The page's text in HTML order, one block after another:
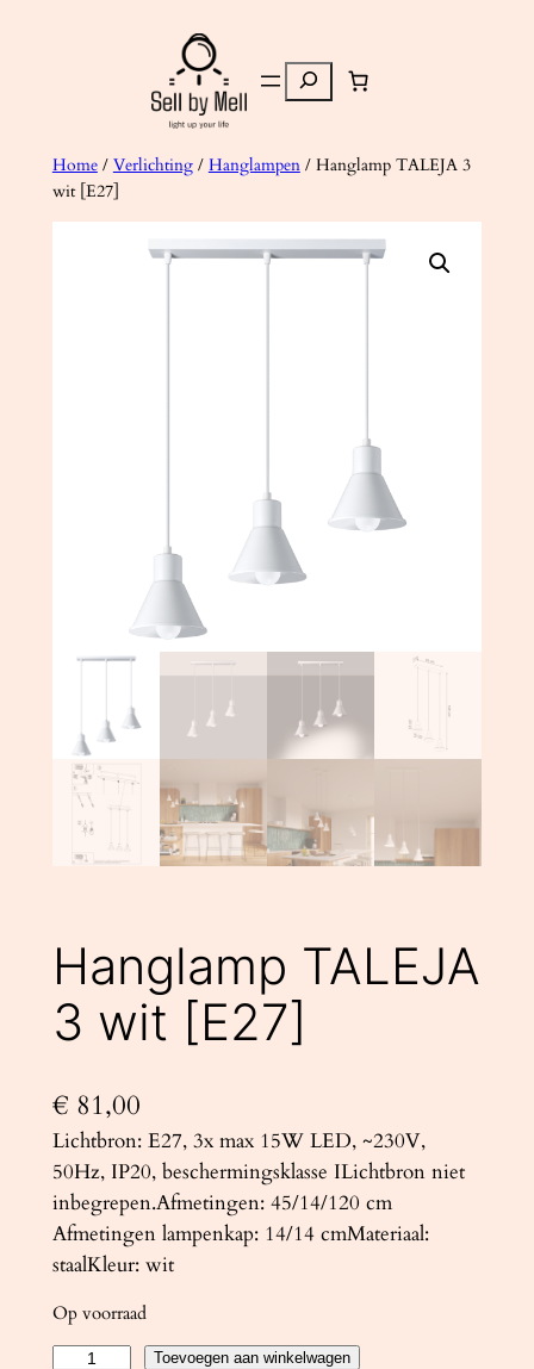
Zoeken
Home/ Verlichting/ Hanglampen/ Hanglamp TALEJA 3
wit [E27]
Hanglamp TALEJA
3 wit [E27]
€ 81,00
Lichtbron: E27, 3x max 15W LED, ~230V,
50Hz, IP20, beschermingsklasse ILichtbron niet
inbegrepen.Afmetingen: 45/14/120 cm
Afmetingen lampenkap: 14/14 cmMateriaal:
staalKleur: wit
Op voorraad
Toevoegen aan winkelwagen